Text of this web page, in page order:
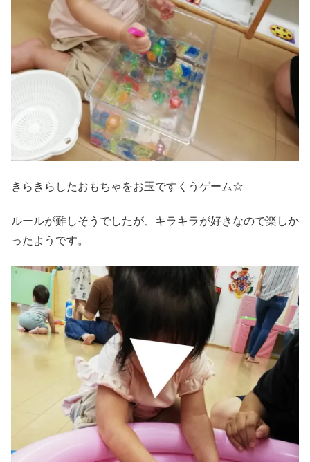
きらきらしたおもちゃをお玉ですくうゲーム☆
ルールが難しそうでしたが、キラキラが好きなので楽しか
ったようです。